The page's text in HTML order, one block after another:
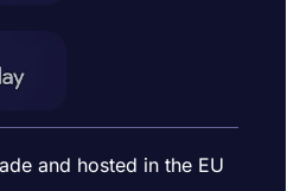
and hosted in the EU